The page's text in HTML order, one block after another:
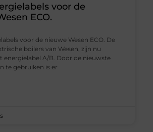
voor de
ECO.
voor de nieuwe Wesen ECO. De
boilers van Wesen, zijn nu
energielabel A/B. Door de nieuwste
te gebruiken is er